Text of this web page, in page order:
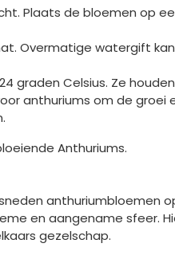
Plaats de bloemen op
Overmatige watergift
graden Celsius. Ze
anthuriums om de groei
Anthuriums.
anthuriumbloemen
en aangename sfeer.
gezelschap.